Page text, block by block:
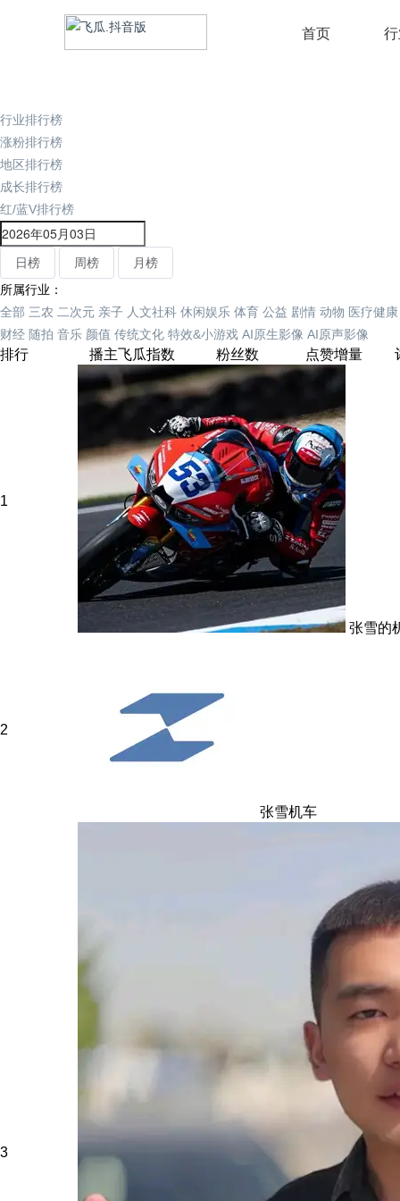
首页
行业排行榜
涨粉排行榜
地区排行榜
成长排行榜
红/蓝V排行榜
日榜 周榜
月榜
所属行业：
全部 三农 二次元 亲子 人文社科 休闲娱乐 体育 公益 剧情 动物 医疗健康
财经 随拍 音乐 颜值 传统文化 特效&小游戏 AI原生影像 AI原声影像
排行 播主飞瓜指数 粉丝数 点赞增量
1
张雪的
2
张雪机车
3